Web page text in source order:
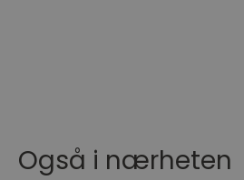
Også i nærheten